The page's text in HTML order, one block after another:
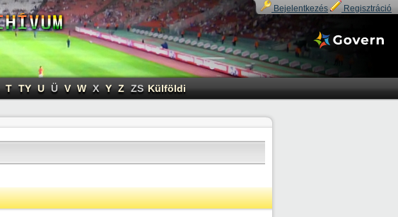
Bejelentkezés Regisztráció
T TY U Ü V W X Y Z ZS Külföldi